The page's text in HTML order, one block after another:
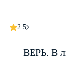
2.5
ВЕРЬ. В